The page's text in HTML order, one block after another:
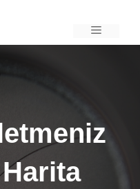
Menü